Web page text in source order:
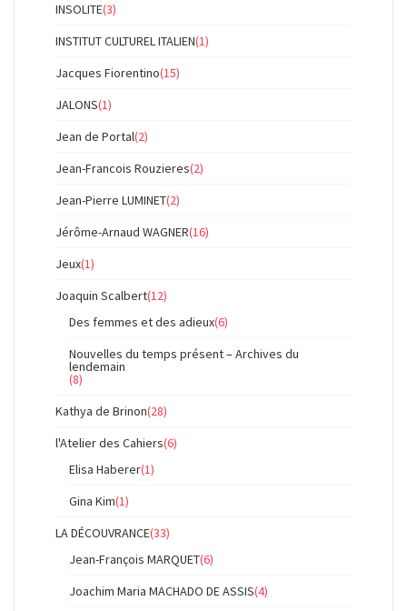
INSOLITE(3)
INSTITUT CULTUREL ITALIEN(1)
Jacques Fiorentino(15)
JALONS(1)
Jean de Portal(2)
Jean-Francois Rouzieres(2)
Jean-Pierre LUMINET(2)
Jérôme-Arnaud WAGNER(16)
Jeux(1)
Joaquin Scalbert(12)
Des femmes et des adieux(6)
Nouvelles du temps présent – Archives du
lendemain
(8)
Kathya de Brinon(28)
l'Atelier des Cahiers(6)
Elisa Haberer(1)
Gina Kim(1)
LA DÉCOUVRANCE(33)
Jean-François MARQUET(6)
Joachim Maria MACHADO DE ASSIS(4)